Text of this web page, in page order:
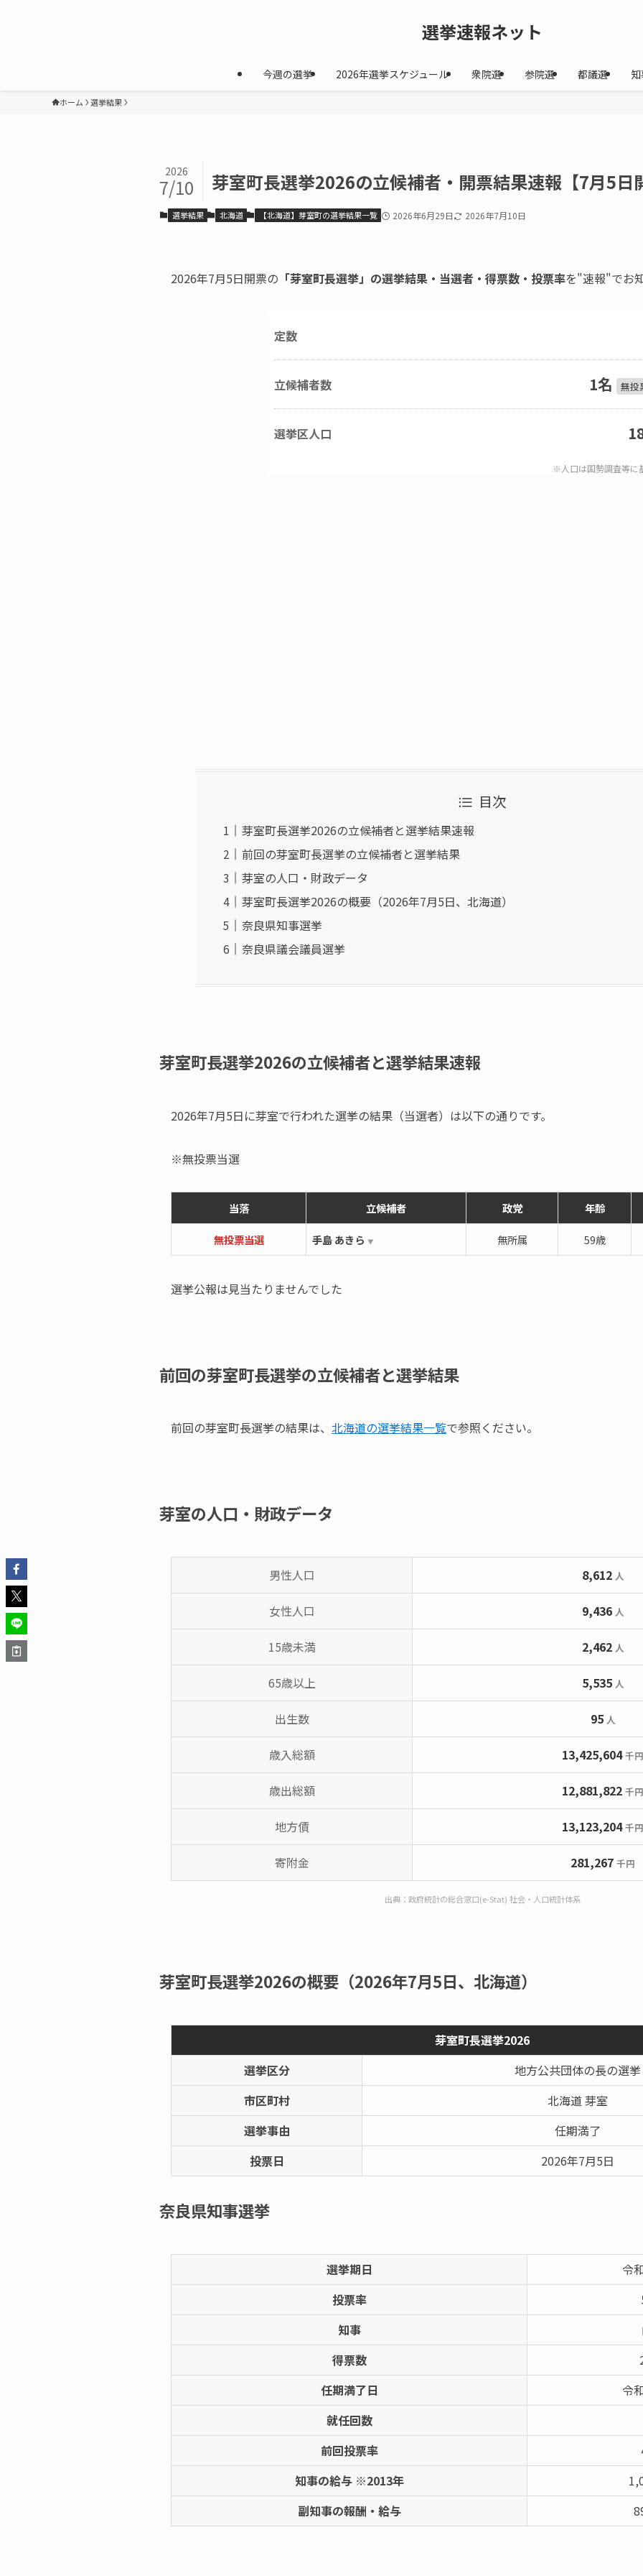
選挙速報ネット
今週の選挙 2026年選挙スケジュール 衆院選 参院選 都議選
ホーム 選挙結果
芽室町長選挙2026の立候補者・開票結果速報【7月5日
2026
7/10
選挙結果 北海道 【北海道】芽室町の選挙結果一覧 2026年6月29日 2026年7月10日
2026年7月5日開票の 「芽室町長選挙」の選挙結果・当選者・得票数・投票率を"速報"でお
定数
立候補者数 1名 無投
選挙区人口
※人口は国勢調査等に
目次
芽室町長選挙2026の立候補者と選挙結果速報
前回の芽室町長選挙の立候補者と選挙結果
芽室の人口・財政データ
芽室町長選挙2026の概要（2026年7月5日、北海道）
奈良県知事選挙
奈良県議会議員選挙
芽室町長選挙2026の立候補者と選挙結果速報
2026年7月5日に芽室で行われた選挙の結果（当選者）は以下の通りです。
※無投票当選
当落 立候補者 政党 年齢
無投票当選 手島 あきら ▼ 無所属 59歳
選挙公報は見当たりませんでした
前回の芽室町長選挙の立候補者と選挙結果
前回の芽室町長選挙の結果は、 北海道の選挙結果一覧で参照ください。
芽室の人口・財政データ
男性人口 8,612 人
女性人口 9,436 人
15歳未満 2,462 人
65歳以上 5,535 人
出生数 95 人
歳入総額 13,425,604千円
歳出総額 12,881,822 千円
地方債 13,123,204千円
寄附金 281,267 千円
出典：政府統計の総合窓口(e-Stat) 社会・人口統計体系
芽室町長選挙2026の概要（2026年7月5日、北海道）
芽室町長選挙2026
選挙区分
地方公共団体の長の選挙
市区町村
北海道 芽室
選挙事由
任期満了
投票日
2026年7月5日
奈良県知事選挙
選挙期日
令
投票率
知事
得票数
任期満了日
令
就任回数
前回投票率
知事の給与 ※2013年
副知事の報酬・給与